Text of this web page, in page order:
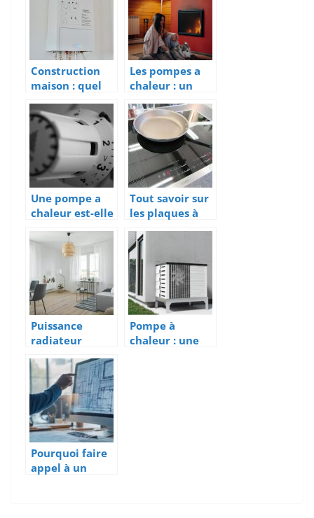
industrielles
Construction
maison : quel
type de
chauffe-eau
economique
installer ?
Les pompes a
chaleur : un
chauffage
naturel pour
les foyers
Une pompe a
chaleur est-elle
rentable ?
Tout savoir sur
les plaques à
induction
Puissance
radiateur
adapté pour
ma maison.
Pompe à
chaleur : une
Pourquoi faire
appel à un